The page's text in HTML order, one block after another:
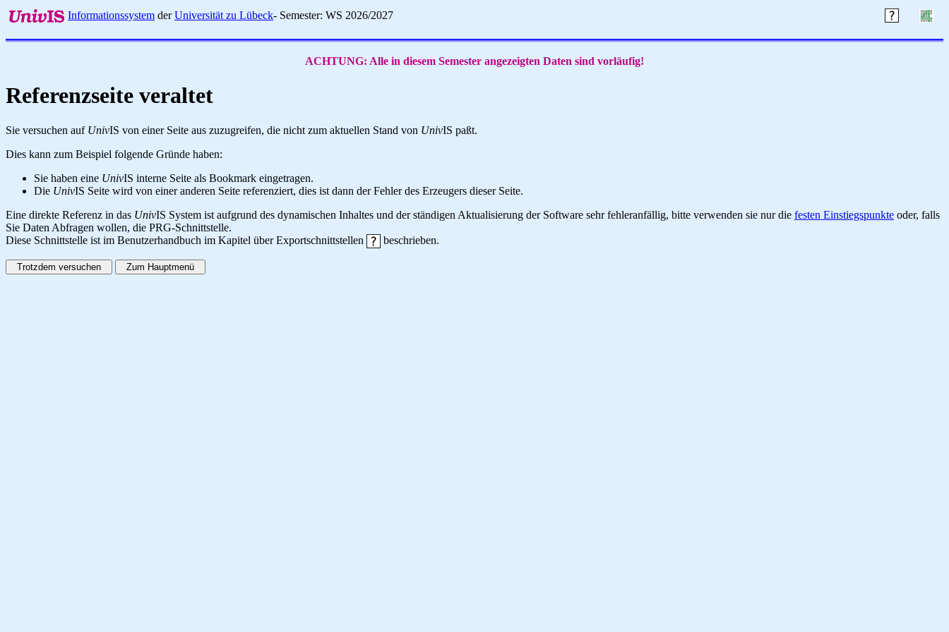
Informationssystem derUniversität zu Lübeck- Semester: WS 2026/2027
ACHTUNG: Alle in diesem Semester angezeigten Daten sind vorläufig!
Referenzseite veraltet
Sie versuchen auf UnivIS von einer Seite aus zuzugreifen, die nicht zum aktuellen Stand von UnivIS paßt.
Dies kann zum Beispiel folgende Gründe haben:
Sie haben eine UnivIS interne Seite als Bookmark eingetragen.
Die UnivIS Seite wird von einer anderen Seite referenziert, dies ist dann der Fehler des Erzeugers dieser Seite.
Eine direkte Referenz in das UnivIS System ist aufgrund des dynamischen Inhaltes und der ständigen Aktualisierung der Software sehr fehleranfällig, bitte verwenden sie nur die festen Einstiegspunkte oder, falls
Sie Daten Abfragen wollen, die PRG-Schnittstelle.
Diese Schnittstelle ist im Benutzerhandbuch im Kapitel über Exportschnittstellen
beschrieben.